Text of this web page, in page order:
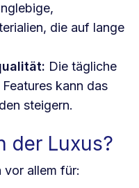
die auf lange
Die tägliche
kann das
steigern.
der Luxus?
vor allem für: